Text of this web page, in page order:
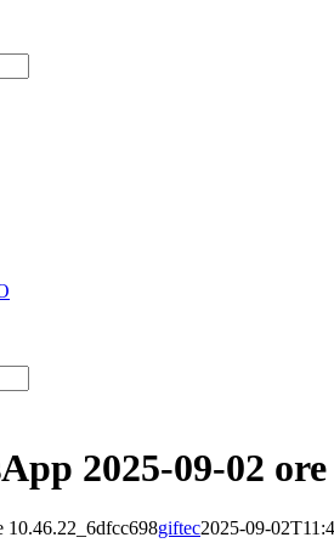
2025-09-02 ore
10.46.22_6dfcc698giftec2025-09-